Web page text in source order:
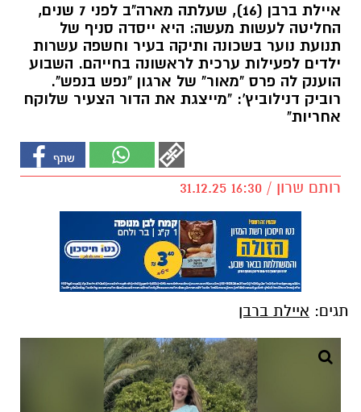
איילת ברבן (16), שעלתה מארה"ב לפני 7 שנים,
החליטה לעשות מעשה: היא ייסדה סניף של
תנועת נוער בשכונה ותיקה בעיר וחשפה עשרות
ילדים לפעילות ערכית לראשונה בחייהם. השבוע
הוענק לה פרס "מאור" של ארגון "נפש בנפש".
רוביק דנילוביץ': "מייצגת את הדור הצעיר שלוקח
אחריות"
רותם שרון / 16:30 31.12.25
תגים: איילת ברבן